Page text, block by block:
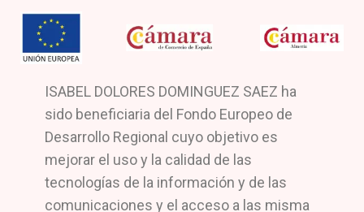
ISABEL DOLORES DOMINGUEZ SAEZ ha
sido beneficiaria del Fondo Europeo de
Desarrollo Regional cuyo objetivo es
mejorar el uso y la calidad de las
tecnologías de la información y de las
comunicaciones y el acceso a las misma